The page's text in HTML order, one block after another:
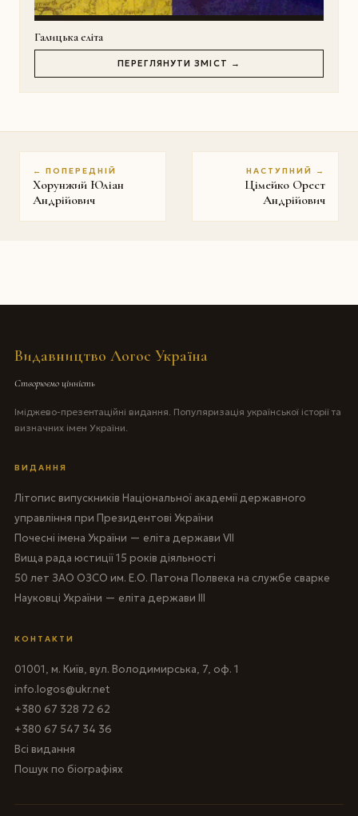
Галицька еліта
ПЕРЕГЛЯНУТИ ЗМІСТ →
← ПОПЕРЕДНІЙ
Хорунжий Юліан
Андрійович
НАСТУПНИЙ →
Цімейко Орест
Андрійович
Видавництво Логос Україна
Створюємо цінність
Іміджево-презентаційні видання. Популяризація української історії та
визначних імен України.
ВИДАННЯ
Літопис випускників Національної академії державного
управління при Президентові України
Почесні імена України — еліта держави VII
Вища рада юстиції 15 років діяльності
50 лет ЗАО ОЗСО им. Е.О. Патона Полвека на службе сварке
Науковці України — еліта держави III
КОНТАКТИ
01001, м. Київ, вул. Володимирська, 7, оф. 1
info.logos@ukr.net
+380 67 328 72 62
+380 67 547 34 36
Всі видання
Пошук по біографіях